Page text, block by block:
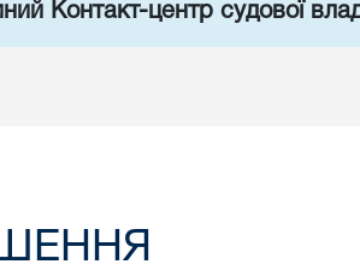
Контакт-центр судової